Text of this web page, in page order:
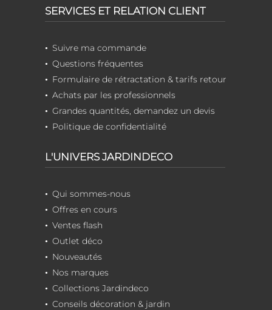
SERVICES ET RELATION CLIENT
Suivre ma commande
Questions fréquentes
Formulaire de rétractation & tarifs retour
Achats par les professionnels
Grandes quantités, demandez un devis
Politique de confidentialité
L'UNIVERS JARDINDECO
Qui sommes-nous
Offres en cours
Ventes flash
Outlet déco
Nouveautés
Nos marques
Collections Jardindeco
Conseils décoration & jardin